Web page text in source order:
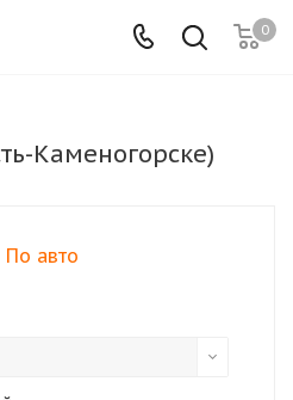
0
Каменогорске)
По авто